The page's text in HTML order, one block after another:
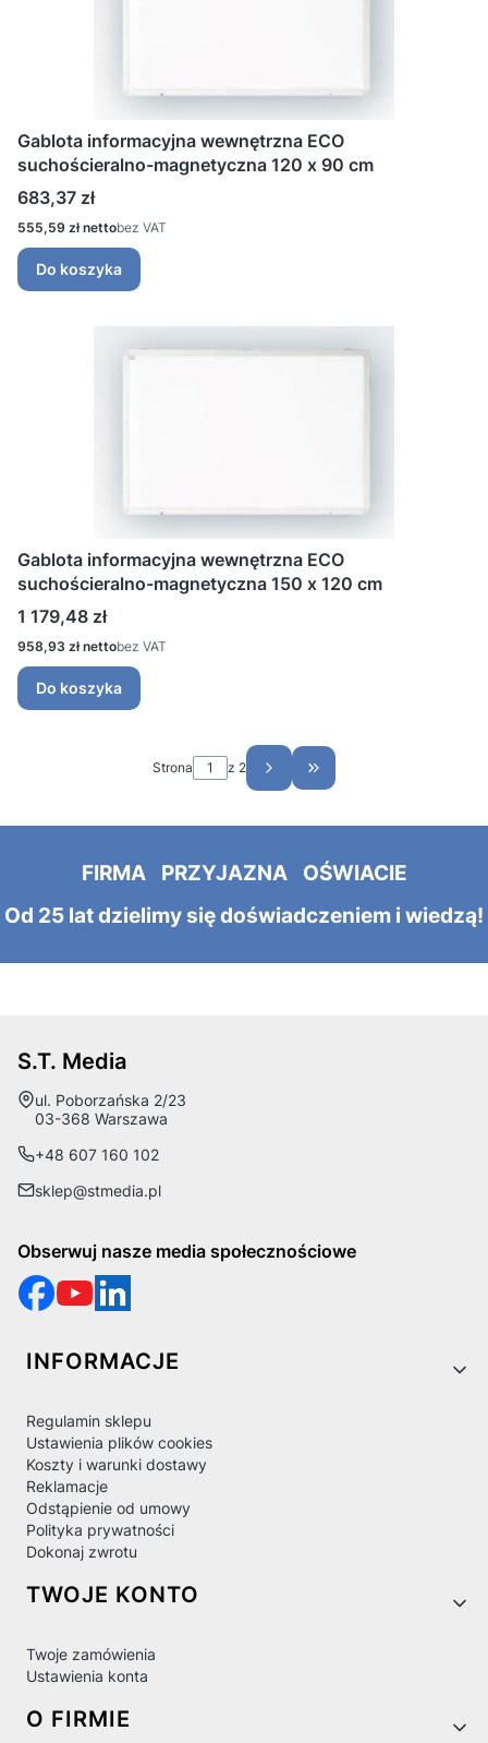
Gablota informacyjna wewnętrzna ECO
suchościeralno-magnetyczna 120 x 90 cm
Cena
683,37 zł
Cena
555,59 zł bez VAT
Do koszyka
Gablota informacyjna wewnętrzna ECO
suchościeralno-magnetyczna 150 x 120 cm
Cena
1 179,48 zł
Cena
958,93 zł bez VAT
Do koszyka
Strona z 2 Przejdź do ostatniej
FIRMA PRZYJAZNA OŚWIACIE
Od 25 lat dzielimy się doświadczeniem i wiedzą!
S.T. Media
Adres:
ul. Poborzańska 2/23
03-368 Warszawa
+48 607 160 102
sklep@stmedia.pl
Obserwuj nasze media społecznościowe
Linki w stopce
INFORMACJE
Regulamin sklepu
Ustawienia plików cookies
Koszty i warunki dostawy
Reklamacje
Odstąpienie od umowy
Polityka prywatności
Dokonaj zwrotu
TWOJE KONTO
Twoje zamówienia
Ustawienia konta
O FIRMIE